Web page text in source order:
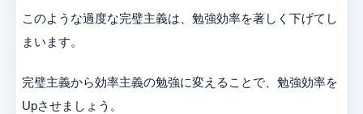
このような過度な完璧主義は、勉強効率を著しく下げてし
まいます。
完璧主義から効率主義の勉強に変えることで、勉強効率を
Upさせましょう。